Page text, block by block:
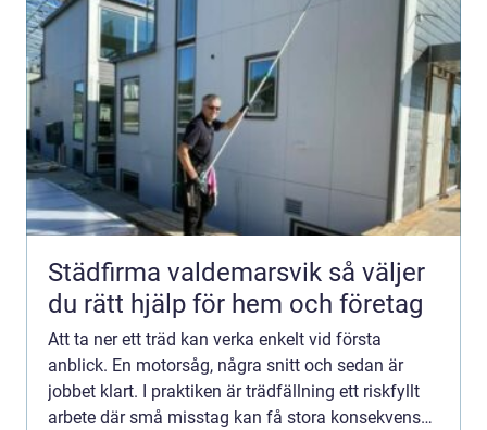
Städfirma valdemarsvik så väljer
du rätt hjälp för hem och företag
Att ta ner ett träd kan verka enkelt vid första
anblick. En motorsåg, några snitt och sedan är
jobbet klart. I praktiken är trädfällning ett riskfyllt
arbete där små misstag kan få stora konsekvenser